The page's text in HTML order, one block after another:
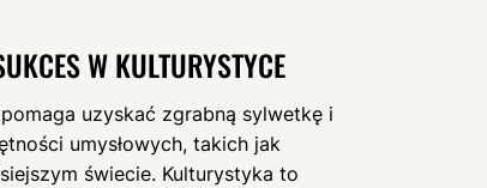
W KULTURYSTYCE
uzyskać zgrabną sylwetkę i
umysłowych, takich jak
świecie. Kulturystyka to